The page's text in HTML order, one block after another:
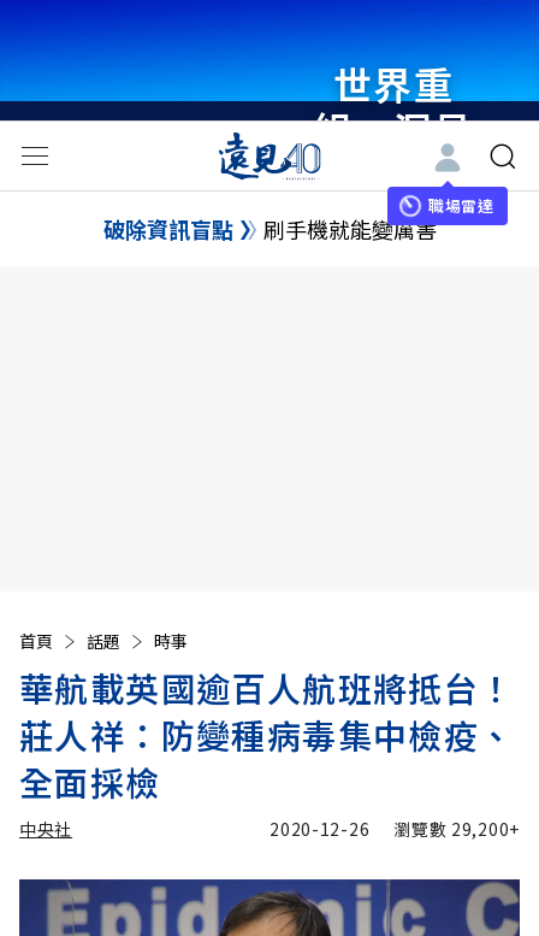
世界重
組・洞見
未來 與
世界領袖
職場雷達
破除資訊盲點 刷手機就能變厲害
首頁 話題 時事
華航載英國逾百人航班將抵台！
莊人祥：防變種病毒集中檢疫、
全面採檢
中央社 2020-12-26 瀏覽數 29,200+